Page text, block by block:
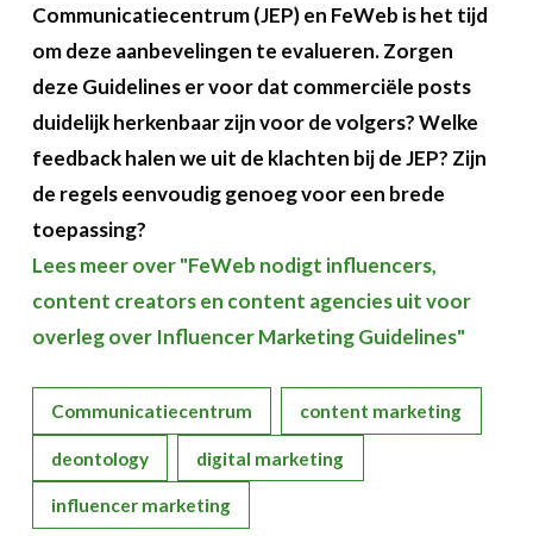
Communicatiecentrum (JEP) en FeWeb is het tijd
om deze aanbevelingen te evalueren. Zorgen
deze Guidelines er voor dat commerciële posts
duidelijk herkenbaar zijn voor de volgers? Welke
feedback halen we uit de klachten bij de JEP? Zijn
de regels eenvoudig genoeg voor een brede
toepassing?
Lees meer over "FeWeb nodigt influencers,
content creators en content agencies uit voor
overleg over Influencer Marketing Guidelines"
Communicatiecentrum content marketing
deontology digital marketing
influencer marketing